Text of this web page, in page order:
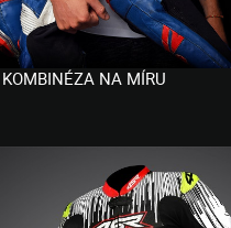
NA MÍRU